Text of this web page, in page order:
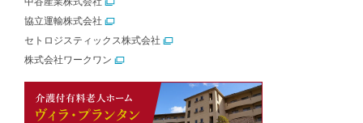
協立運輸株式会社
セトロジスティックス株式会社
株式会社ワークワン